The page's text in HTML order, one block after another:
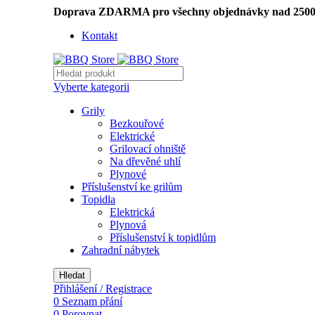
Doprava ZDARMA pro všechny objednávky nad
Kontakt
Vyberte kategorii
Grily
Bezkouřové
Elektrické
Grilovací ohniště
Na dřevěné uhlí
Plynové
Příslušenství ke grilům
Topidla
Elektrická
Plynová
Příslušenství k topidlům
Zahradní nábytek
Hledat
Přihlášení / Registrace
0 Seznam přání